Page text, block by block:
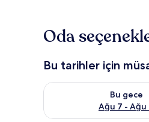
Oda
Bu tarihler için
Bu gece
Ağu 7 - Ağu
Bu gece için müsaitliği